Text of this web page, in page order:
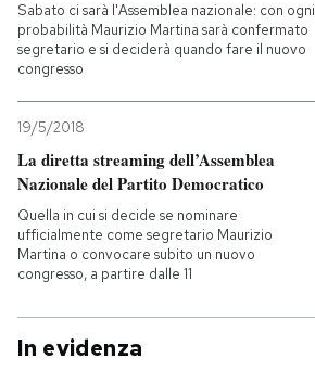
Sabato ci sarà l'Assemblea nazionale: con ogni
probabilità Maurizio Martina sarà confermato
segretario e si deciderà quando fare il nuovo
congresso
19/5/2018
La diretta streaming dell’Assemblea
Nazionale del Partito Democratico
Quella in cui si decide se nominare
ufficialmente come segretario Maurizio
Martina o convocare subito un nuovo
congresso, a partire dalle 11
In evidenza